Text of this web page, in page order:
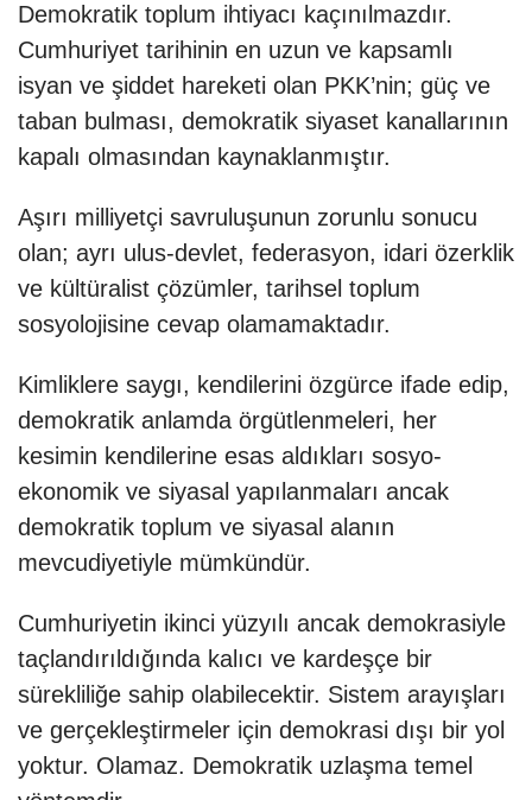
Demokratik toplum ihtiyacı kaçınılmazdır.
Cumhuriyet tarihinin en uzun ve kapsamlı
isyan ve şiddet hareketi olan PKK’nin; güç ve
taban bulması, demokratik siyaset kanallarının
kapalı olmasından kaynaklanmıştır.
Aşırı milliyetçi savruluşunun zorunlu sonucu
olan; ayrı ulus-devlet, federasyon, idari özerklik
ve kültüralist çözümler, tarihsel toplum
sosyolojisine cevap olamamaktadır.
Kimliklere saygı, kendilerini özgürce ifade edip,
demokratik anlamda örgütlenmeleri, her
kesimin kendilerine esas aldıkları sosyo-
ekonomik ve siyasal yapılanmaları ancak
demokratik toplum ve siyasal alanın
mevcudiyetiyle mümkündür.
Cumhuriyetin ikinci yüzyılı ancak demokrasiyle
taçlandırıldığında kalıcı ve kardeşçe bir
sürekliliğe sahip olabilecektir. Sistem arayışları
ve gerçekleştirmeler için demokrasi dışı bir yol
yoktur. Olamaz. Demokratik uzlaşma temel